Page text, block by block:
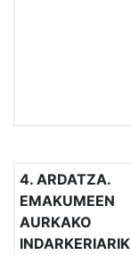
4. ARDATZA.
EMAKUMEEN
AURKAKO
INDARKERIARIK